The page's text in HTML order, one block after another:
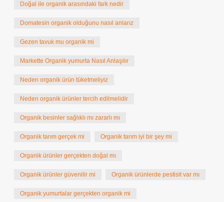
Doğal ile organik arasındaki fark nedir
Domatesin organik olduğunu nasıl anlarız
Gezen tavuk mu organik mi
Markette Organik yumurta Nasıl Anlaşılır
Neden organik ürün tüketmeliyiz
Neden organik ürünler tercih edilmelidir
Organik besinler sağlıklı mı zararlı mı
Organik tarım gerçek mi Organik tarım iyi bir şey mi
Organik ürünler gerçekten doğal mı
Organik ürünler güvenilir mi Organik ürünlerde pestisit var mı
Organik yumurtalar gerçekten organik mi